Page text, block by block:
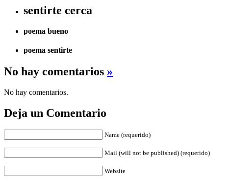
sentirte cerca
poema bueno
poema sentirte
No hay comentarios »
No hay comentarios.
Deja un Comentario
Name (requerido)
Mail (will not be published) (requerido)
Website